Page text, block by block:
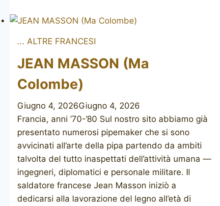
Redonian
Luxe
poker
... ALTRE FRANCESI
JEAN MASSON (Ma
Colombe)
Giugno 4, 2026Giugno 4, 2026
Francia, anni ’70-’80 Sul nostro sito abbiamo già
presentato numerosi pipemaker che si sono
avvicinati all’arte della pipa partendo da ambiti
talvolta del tutto inaspettati dell’attività umana —
ingegneri, diplomatici e personale militare. Il
saldatore francese Jean Masson iniziò a
dedicarsi alla lavorazione del legno all’età di